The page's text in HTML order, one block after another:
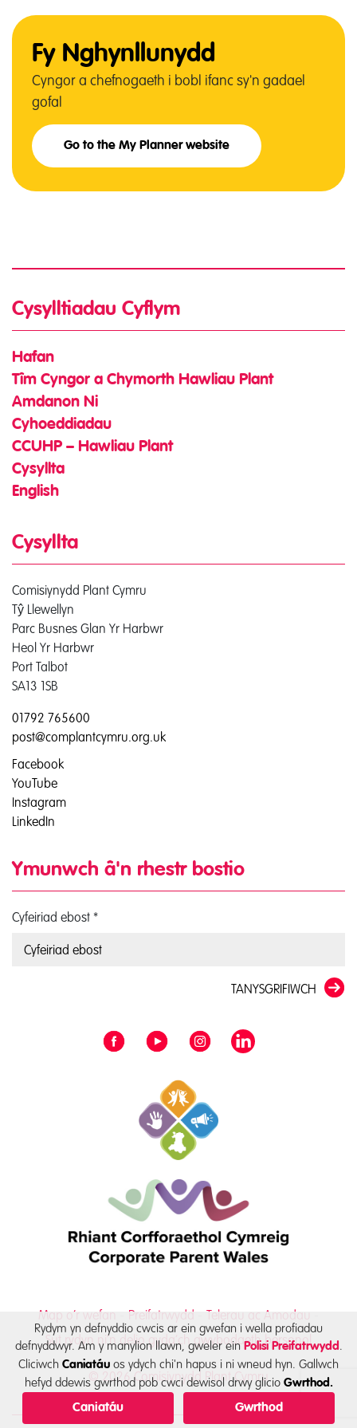
Fy Nghynllunydd
Cyngor a chefnogaeth i bobl ifanc sy'n gadael
gofal
Go to the My Planner website
Cysylltiadau Cyflym
Hafan
Tîm Cyngor a Chymorth Hawliau Plant
Amdanon Ni
Cyhoeddiadau
CCUHP – Hawliau Plant
Cysyllta
English
Cysyllta
Comisiynydd Plant Cymru
Tŷ Llewellyn
Parc Busnes Glan Yr Harbwr
Heol Yr Harbwr
Port Talbot
SA13 1SB
01792 765600
post@complantcymru.org.uk
Facebook
YouTube
Instagram
LinkedIn
Ymunwch â'n rhestr bostio
Cyfeiriad ebost *
TANYSGRIFIWCH
Map o’r wefan Preifatrwydd
Telerau ac Amodau
Sut rydyn ni’n delio gyda’ch gwybodaeth bersonol
© 2026 Comisiynydd Plant Cymru
Rydym yn defnyddio cwcis ar ein gwefan i wella profiadau
defnyddwyr. Am y manylion llawn, gweler ein Polisi Preifatrwydd.
Cliciwch Caniatáu os ydych chi'n hapus i ni wneud hyn. Gallwch
hefyd ddewis gwrthod pob cwci dewisol drwy glicio Gwrthod.
Caniatáu Gwrthod